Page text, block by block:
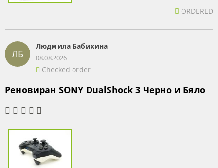
ORDERED
ЛБ
Людмила Бабихина
08.08.2026
Checked order
Реновиран SONY DualShock 3 Черно и Бяло